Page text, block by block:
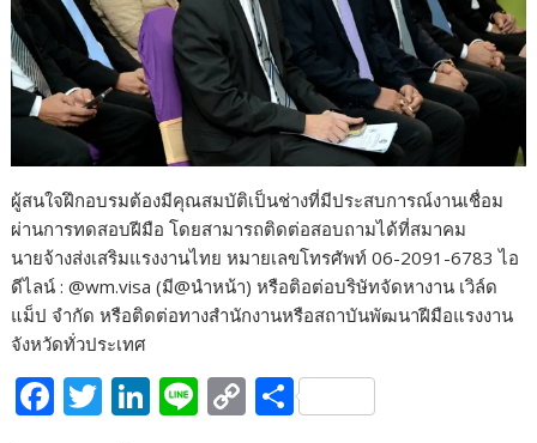
ผู้สนใจฝึกอบรมต้องมีคุณสมบัติเป็นช่างที่มีประสบการณ์งานเชื่อม
ผ่านการทดสอบฝีมือ โดยสามารถติดต่อสอบถามได้ที่สมาคม
นายจ้างส่งเสริมแรงงานไทย หมายเลขโทรศัพท์ 06-2091-6783 ไอ
ดีไลน์ : @wm.visa (มี@นำหน้า) หรือติอต่อบริษัทจัดหางาน เวิล์ด
แม็ป จำกัด หรือติดต่อทางสำนักงานหรือสถาบันพัฒนาฝีมือแรงงาน
จังหวัดทั่วประเทศ
F T Li Li C S